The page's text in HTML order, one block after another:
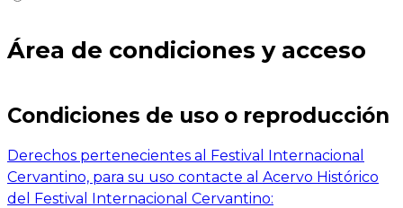
Área de condiciones y acceso
Condiciones de uso o reproducción
Derechos pertenecientes al Festival Internacional
Cervantino, para su uso contacte al Acervo Histórico
del Festival Internacional Cervantino: